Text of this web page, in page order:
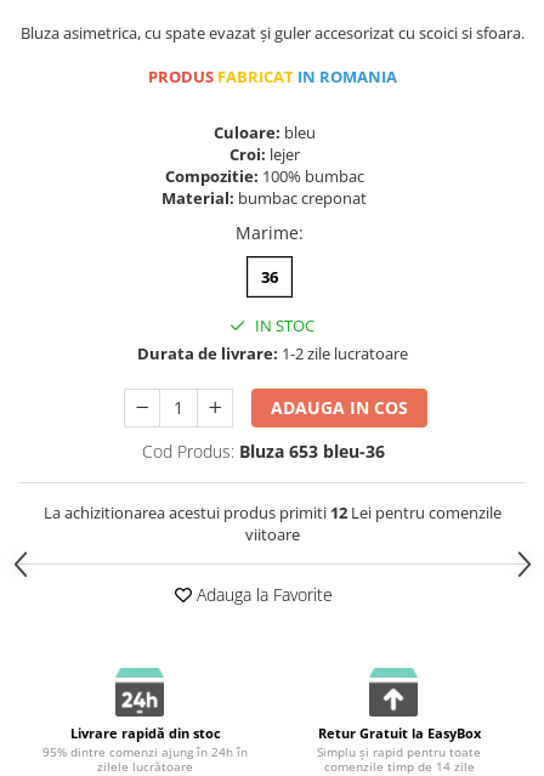
Bluza asimetrica, cu spate evazat și guler accesorizat cu scoici si sfoara.
PRODUS FABRICATIN ROMANIA
Culoare: bleu
Croi: lejer
Compozitie: 100% bumbac
Material: bumbac creponat
Marime:
36
IN STOC
Durata de livrare: 1-2 zile lucratoare
ADAUGA IN COS
Cod Produs: Bluza 653 bleu-36
La achizitionarea acestui produs primiti 12Lei pentru comenzile
viitoare
Adauga la Favorite
Livrare rapidă din stoc
95% dintre comenzi ajung în 24h în
zilele lucrătoare
Retur Gratuit la EasyBox
Simplu și rapid pentru toate
comenzile timp de 14 zile